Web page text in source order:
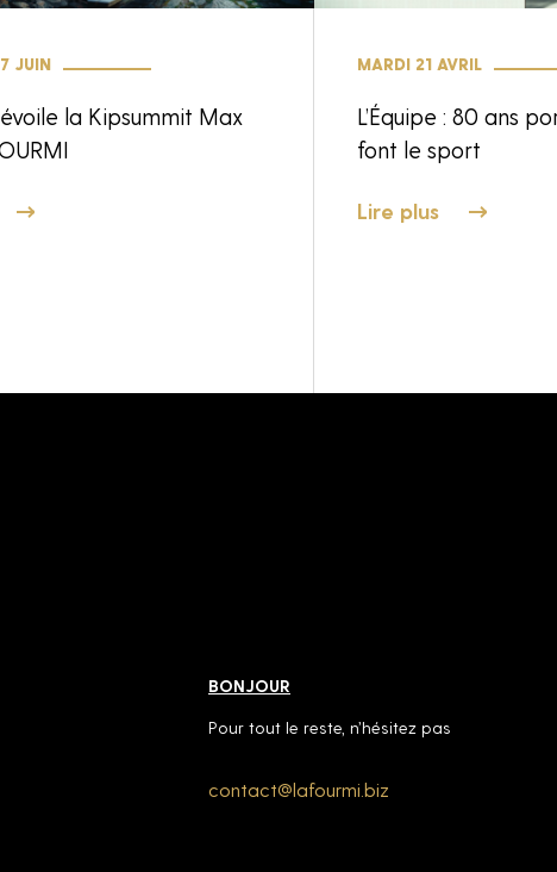
JUIN
la Kipsummit Max
MARDI 21 AVRIL
L’Équipe : 80 ans
font le sport
Lire plus
BONJOUR
Pour tout le reste, n’hésitez pas
contact@lafourmi.biz